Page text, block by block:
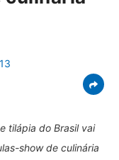
tilápia do Brasil vai
show de culinária